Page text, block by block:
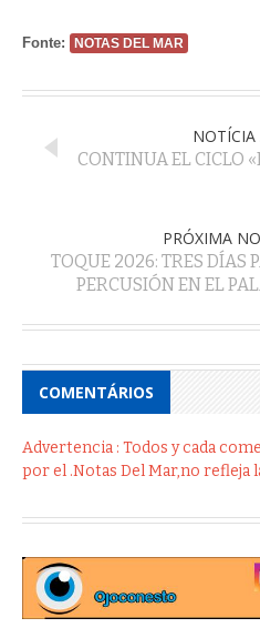
Fonte: NOTAS DEL MAR
NOTÍCIA
CONTINUA EL CICLO
PRÓXIMA
TOQUE 2026: TRES DÍAS
PERCUSIÓN EN EL
COMENTÁRIOS
Advertencia : Todos y cada
por el .Notas Del Mar,no refleja